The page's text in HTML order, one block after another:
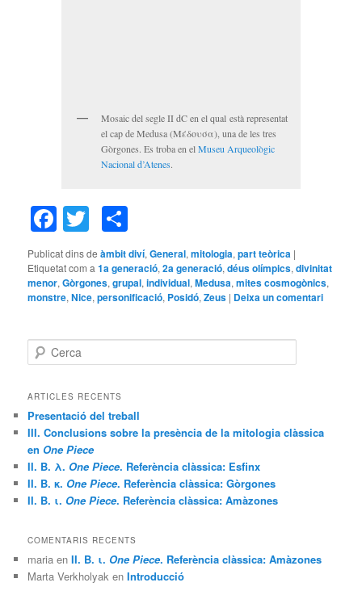
Mosaic del segle II dC en el qual està representat
el cap de Medusa (Μέδουσα), una de les tres
Gòrgones. Es troba en el Museu Arqueològic
Nacional d’Atenes.
Facebook
Twitter
Publicat dins de àmbit diví,General,mitologia,part teòrica |
Etiquetat com a1a generació,2a generació,déus olímpics,divinitat
menor,Gòrgones,grupal,individual,Medusa,mites cosmogònics,
monstre,Nice,personificació, Posidó,Zeus | Deixa un comentari
e
c
ARTICLES RECENTS
Presentació del treball
III. Conclusions sobre la presència de la mitologia clàssica
en One Piece
II. B. λ. One Piece. Referència clàssica: Esfinx
II. B. κ. One Piece. Referència clàssica: Gòrgones
II. B. ι. One Piece. Referència clàssica: Amàzones
COMENTARIS RECENTS
maria enII. B. ι. One Piece. Referència clàssica: Amàzones
Marta Verkholyak enIntroducció